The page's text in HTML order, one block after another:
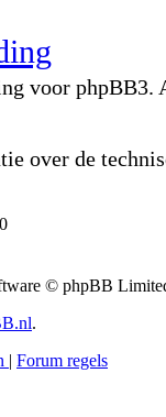
voor
over de
© phpBB
.
| Forum regels